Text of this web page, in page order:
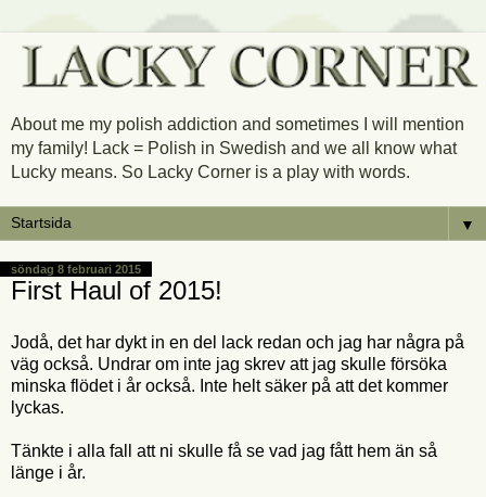
About me my polish addiction and sometimes I will mention
my family! Lack = Polish in Swedish and we all know what
Lucky means. So Lacky Corner is a play with words.
▼
söndag 8 februari 2015
First Haul of 2015!
Jodå, det har dykt in en del lack redan och jag har några på
väg också. Undrar om inte jag skrev att jag skulle försöka
minska flödet i år också. Inte helt säker på att det kommer
lyckas.
Tänkte i alla fall att ni skulle få se vad jag fått hem än så
länge i år.